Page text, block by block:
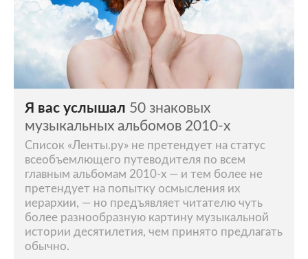
Я вас услышал 50 знаковых
музыкальных альбомов 2010-х
Список «Ленты.ру» не претендует на статус
всеобъемлющего путеводителя по всем
главным альбомам 2010-х — и тем более не
претендует на попытку осмысления их
иерархии, — но предъявляет читателю чуть
более разнообразную картину музыкальной
истории десятилетия, чем принято предлагать
обычно.